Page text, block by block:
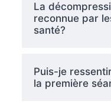
La
reconnue par
santé?
Puis-je
la première